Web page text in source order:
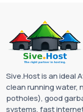
Sive.Host is an ideal
clean running water,
potholes), good
systems, fast